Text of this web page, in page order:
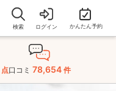
検索 ログイン かんたん予約
点口コミ 78,654 件